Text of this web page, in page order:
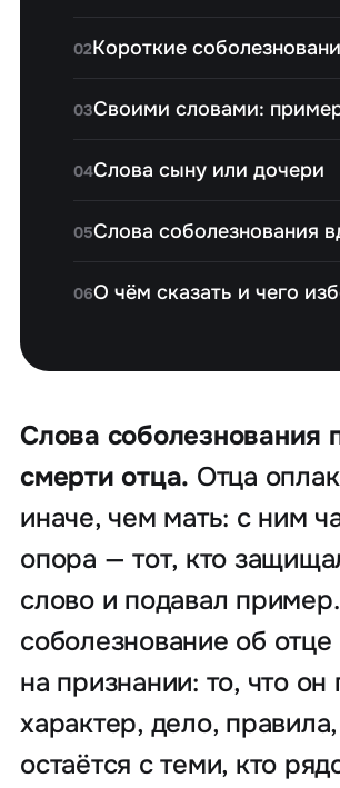
02Короткие
03Своими словами:
04Слова сыну или дочери
05Слова соболезнования
06О чём сказать и чего
Слова соболезнования
смерти отца. Отца
иначе, чем мать: с ним
опора — тот, кто
слово и подавал
соболезнование об отце
на признании: то, что
характер, дело,
остаётся с теми, кто